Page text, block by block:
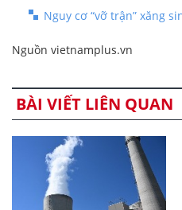
Nguy cơ “vỡ trận” xăng
Nguồn vietnamplus.vn
BÀI VIẾT LIÊN QUAN